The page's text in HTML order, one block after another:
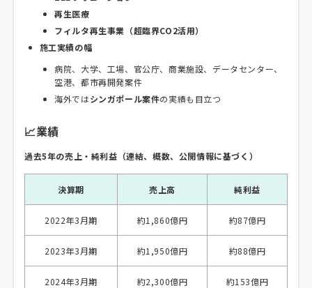
再生医療
フィルタ再生事業（超臨界CO2活用）
施工実績の幅
病院、大学、工場、官公庁、商業施設、データセンター、
空港、都市再開発案件
海外ではシンガポール案件の実績も目立つ
📈業績
過去5年の売上・純利益（連結、概数、公開情報に基づく）
決算期 売上高 純利益
2022年3月期 約1,860億円 約87億円
2023年3月期 約1,950億円 約88億円
2024年3月期 約2,300億円 約153億円